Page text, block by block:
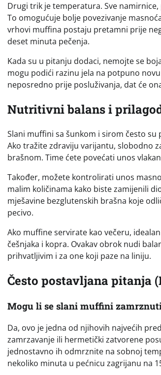
Drugi trik je temperatura. Sve
To omogućuje bolje povezivanje
vrhovi muffina postaju pretamni prije
deset minuta pečenja.
Kada su u pitanju dodaci, nemojte se
mogu podići razinu jela na potpuno
neposredno prije posluživanja, dat će
Nutritivni balans i
Slani muffini sa šunkom i sirom često
Ako tražite zdraviju varijantu, slobodno
brašnom. Time ćete povećati unos
Također, možete kontrolirati unos
malim količinama kako biste zamijenili
mješavine bezglutenskih brašna koje
pecivo.
Ako muffine servirate kao večeru,
češnjaka i kopra. Ovakav obrok nudi
prihvatljivim i za one koji paze na liniju.
Često postavljana pitanja
Mogu li se slani muffini
Da, ovo je jedna od njihovih najvećih
zamrzavanje ili hermetički zatvorene
jednostavno ih odmrznite na sobnoj
nekoliko minuta u pećnicu zagrijanu na